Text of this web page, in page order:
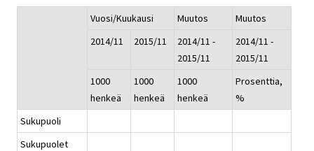
Vuosi/Kuukausi Muutos
Muutos
2014/11
2015/11
2014/11 -
2015/11
2014/11 -
2015/11
1000
henkeä
1000
henkeä
1000
henkeä
Prosenttia,
%
Sukupuoli
Sukupuolet